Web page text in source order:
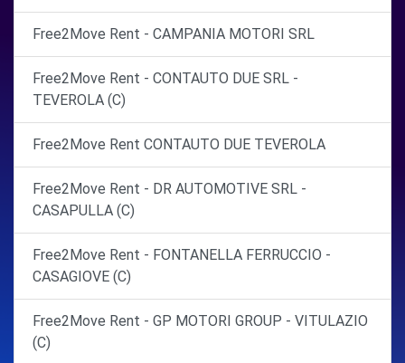
Free2Move Rent - CAMPANIA MOTORI SRL
Free2Move Rent - CONTAUTO DUE SRL -
TEVEROLA (C)
Free2Move Rent CONTAUTO DUE TEVEROLA
Free2Move Rent - DR AUTOMOTIVE SRL -
CASAPULLA (C)
Free2Move Rent - FONTANELLA FERRUCCIO -
CASAGIOVE (C)
Free2Move Rent - GP MOTORI GROUP - VITULAZIO
(C)